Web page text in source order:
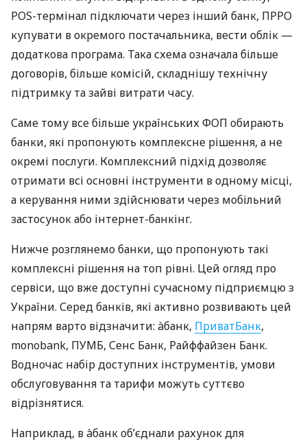
POS-термінал підключати через інший банк, ПРРО
купувати в окремого постачальника, вести облік —
додаткова програма. Така схема означала більше
договорів, більше комісій, складнішу технічну
підтримку та зайві витрати часу.
Саме тому все більше українських ФОП обирають
банки, які пропонують комплексне рішення, а не
окремі послуги. Комплексний підхід дозволяє
отримати всі основні інструменти в одному місці,
а керування ними здійснювати через мобільний
застосунок або інтернет-банкінг.
Нижче розглянемо банки, що пропонують такі
комплексні рішення на топ рівні. Цей огляд про
сервіси, що вже доступні сучасному підприємцю з
України. Серед банків, які активно розвивають цей
напрям варто відзначити: àбанк, ПриватБанк,
monobank, ПУМБ, Сенс Банк, Райффайзен Банк.
Водночас набір доступних інструментів, умови
обслуговування та тарифи можуть суттєво
відрізнятися.
Наприклад, в àбанк об’єднали рахунок для